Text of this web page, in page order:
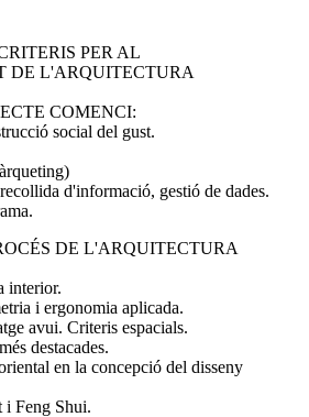
PER AL
DE L'ARQUITECTURA
COMENCI:
social del gust.
d'informació, gestió de dades.
DE L'ARQUITECTURA
interior.
i ergonomia aplicada.
avui. Criteris espacials.
destacades.
en la concepció del disseny
i Feng Shui.